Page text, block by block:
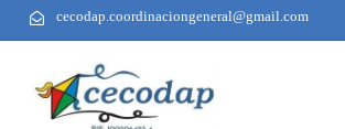
cecodap.coordinaciongeneral@gmail.com